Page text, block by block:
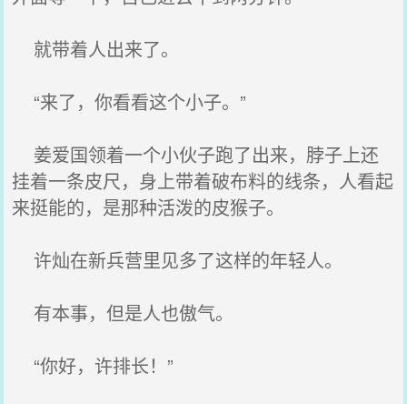
就带着人出来了。
“来了，你看看这个小子。”
姜爱国领着一个小伙子跑了出来，脖子上还
挂着一条皮尺，身上带着破布料的线条，人看起
来挺能的，是那种活泼的皮猴子。
许灿在新兵营里见多了这样的年轻人。
有本事，但是人也傲气。
“你好，许排长！”